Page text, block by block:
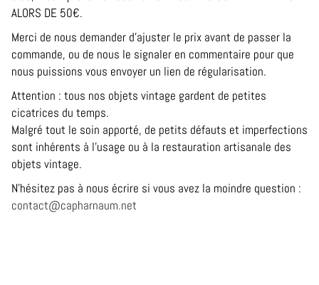
ALORS DE 50€.
Merci de nous demander d’ajuster le prix avant de passer la
commande, ou de nous le signaler en commentaire pour que
nous puissions vous envoyer un lien de régularisation.
Attention : tous nos objets vintage gardent de petites
cicatrices du temps.
Malgré tout le soin apporté, de petits défauts et imperfections
sont inhérents à l’usage ou à la restauration artisanale des
objets vintage.
N’hésitez pas à nous écrire si vous avez la moindre question :
contact@capharnaum.net